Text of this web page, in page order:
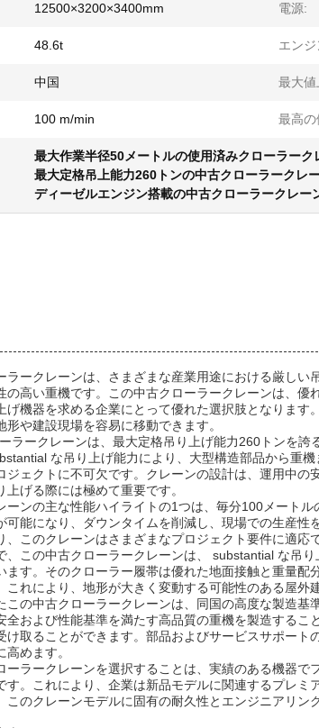
12500×3200×3400mm 電源:
48.6t エン
中国 最大値
100 m/min 最高の
最大作業半径50メートルの使用済みクローラーク
最大定格吊上能力260トンの中古クローラークレ
ディーゼルエンジン搭載の中古クローラークレー
ラークレーンは、さまざまな産業用途における厳しい
の高い重機です。この中古クローラークレーンは、優
げ機器を求める企業にとって優れた選択肢となりま
や建設現場を容易に移動できます。
ラークレーンは、最大定格吊り上げ能力260トンを
な吊り上げ能力により、大型構造部品から重
ジェクトに不可欠です。クレーンの設計は、運用中
げる際には極めて重要です。
ーンの主な性能ハイライトの1つは、毎分100メート
可能になり、ダウンタイムを削減し、現場での生産
、このクレーンはさまざまなプロジェクト要件に適応
、この中古クローラークレーンは、 substantial な吊
ます。そのクローラー履帯は優れた地面接触と重量
これにより、地形が大きく変動する可能性のある屋外
この中古クローラークレーンは、同国の高度な製造基
全および性能基準を満たす高品質の重機を製造するこ
け取ることができます。部品およびサービスサポー
めます。
ーラークレーンを選択することは、実績のある機器
す。これにより、企業は新品モデルに関連するプレミ
このクレーンモデルに固有の耐久性とエンジニアリ